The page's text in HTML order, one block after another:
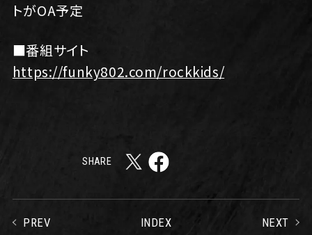
トがOA予定
■番組サイト
https://funky802.com/rockkids/
SHARE
PREV INDEX NEXT